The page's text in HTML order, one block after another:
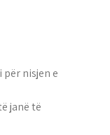
nisjen e
janë të